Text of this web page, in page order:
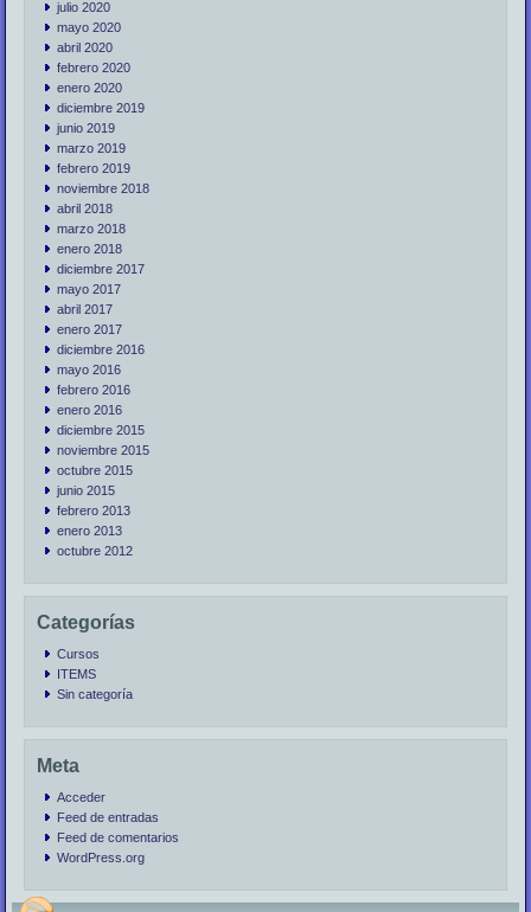
julio 2020
mayo 2020
abril 2020
febrero 2020
enero 2020
diciembre 2019
junio 2019
marzo 2019
febrero 2019
noviembre 2018
abril 2018
marzo 2018
enero 2018
diciembre 2017
mayo 2017
abril 2017
enero 2017
diciembre 2016
mayo 2016
febrero 2016
enero 2016
diciembre 2015
noviembre 2015
octubre 2015
junio 2015
febrero 2013
enero 2013
octubre 2012
Categorías
Cursos
ITEMS
Sin categoría
Meta
Acceder
Feed de entradas
Feed de comentarios
WordPress.org